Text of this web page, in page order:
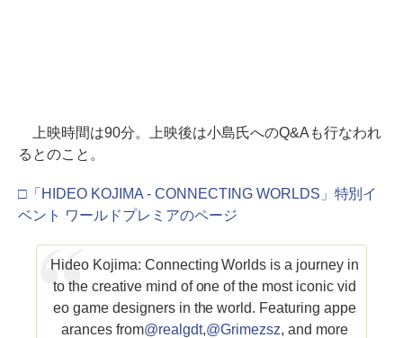
上映時間は90分。上映後は小島氏へのQ&Aも行なわれ
るとのこと。
□「HIDEO KOJIMA - CONNECTING WORLDS」特別イ
ベント ワールドプレミアのページ
Hideo Kojima: Connecting Worlds is a journey in
to the creative mind of one of the most iconic vid
eo game designers in the world. Featuring appe
arances from@realgdt,@Grimezsz, and more